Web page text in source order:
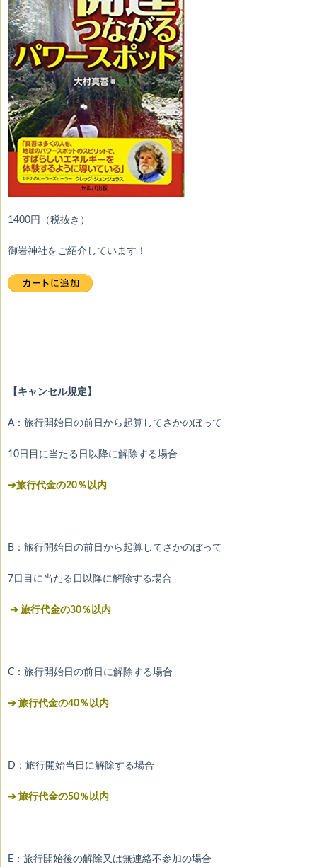
1400円（税抜き）
御岩神社をご紹介しています！
【キャンセル規定】
A：旅行開始日の前日から起算してさかのぼって
10日目に当たる日以降に解除する場合
➔旅行代金の20％以内
B：旅行開始日の前日から起算してさかのぼって
7日目に当たる日以降に解除する場合
➔ 旅行代金の30％以内
C：旅行開始日の前日に解除する場合
➔ 旅行代金の40％以内
D：旅行開始当日に解除する場合
➔ 旅行代金の50％以内
E：旅行開始後の解除又は無連絡不参加の場合